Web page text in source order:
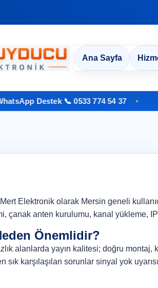
Ana Sayfa
Destek 📞 0533 774 54 37
Elektronik olarak Mersin geneli
çanak anten kurulumu, kanal yükleme,
Önemlidir?
alanlarda yayın kalitesi; doğru
karşılaşılan sorunlar sinyal yok